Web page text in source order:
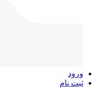
ورود
ثبت نام